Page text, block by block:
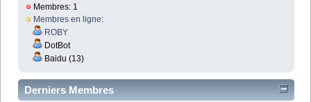
Membres: 1
Membres en ligne:
ROBY
DotBot
Baidu (13)
Derniers Membres